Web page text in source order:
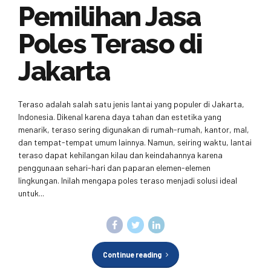
Pemilihan Jasa
Poles Teraso di
Jakarta
Teraso adalah salah satu jenis lantai yang populer di Jakarta,
Indonesia. Dikenal karena daya tahan dan estetika yang
menarik, teraso sering digunakan di rumah-rumah, kantor, mal,
dan tempat-tempat umum lainnya. Namun, seiring waktu, lantai
teraso dapat kehilangan kilau dan keindahannya karena
penggunaan sehari-hari dan paparan elemen-elemen
lingkungan. Inilah mengapa poles teraso menjadi solusi ideal
untuk...
Continue reading